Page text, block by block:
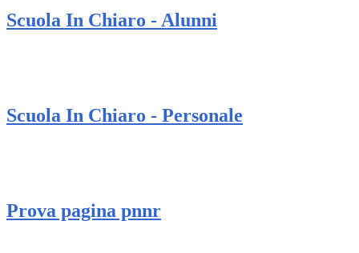
Scuola In Chiaro - Alunni
Scuola In Chiaro - Personale
Prova pagina pnnr